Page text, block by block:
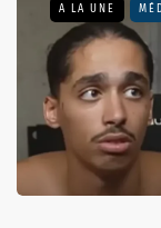
A LA UNE